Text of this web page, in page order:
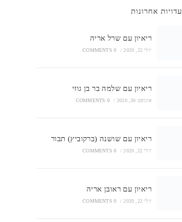
עדויות אחרונות
ריאיון עם שרל אריה
יולי 22, 2020 /
0 COMMENTS
ריאיון עם שלמה בר בן גוזי
אוגוסט 30, 2020 /
0 COMMENTS
ריאיון עם שושנה (ברקוביץ) תבור
יולי 22, 2020 /
0 COMMENTS
ריאיון עם ראובן אריה
יולי 22, 2020 /
0 COMMENTS